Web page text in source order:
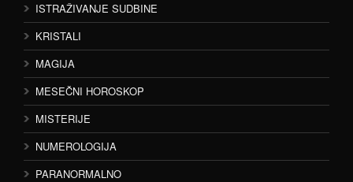
ISTRAŽIVANJE SUDBINE
KRISTALI
MAGIJA
MESEČNI HOROSKOP
MISTERIJE
NUMEROLOGIJA
PARANORMALNO